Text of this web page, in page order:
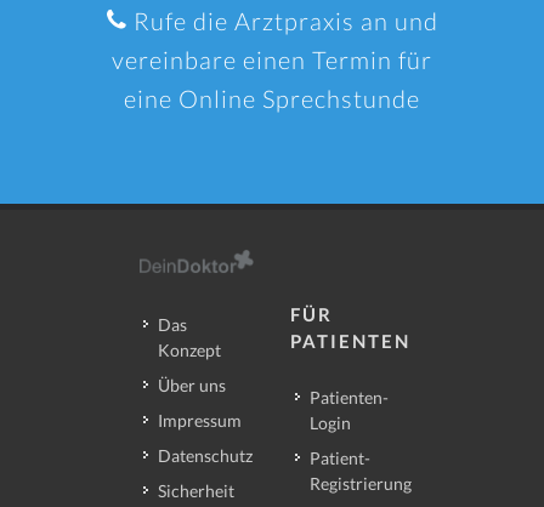
Rufe die Arztpraxis an und
vereinbare einen Termin für
eine Online Sprechstunde
Das
Konzept
Über uns
Impressum
Datenschutz
Sicherheit
FÜR
PATIENTEN
Patienten-
Login
Patient-
Registrierung